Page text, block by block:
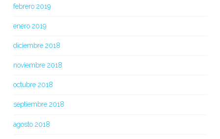
febrero 2019
enero 2019
diciembre 2018
noviembre 2018
octubre 2018
septiembre 2018
agosto 2018